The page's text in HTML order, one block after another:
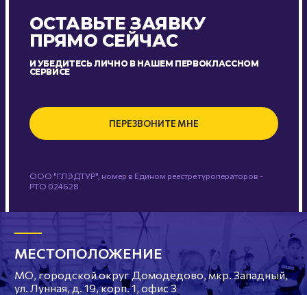
ОСТАВЬТЕ ЗАЯВКУ
ПРЯМО СЕЙЧАС
И УБЕДИТЕСЬ ЛИЧНО В НАШЕМ ПЕРВОКЛАССНОМ
СЕРВИСЕ
ПЕРЕЗВОНИТЕ МНЕ
ООО "ГЛЭДТУР", номер в Едином реестре туроператоров -
РТО 024628
МЕСТОПОЛОЖЕНИЕ
МО, городской округ Домодедово, мкр. Западный,
ул. Лунная, д. 19, корп. 1, офис 3